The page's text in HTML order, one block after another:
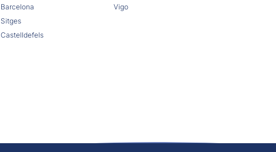
Barcelona
Sitges
Castelldefels
Vigo